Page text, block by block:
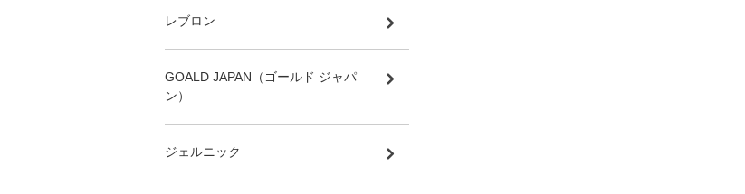
レブロン
GOALD JAPAN（ゴールド ジャパ
ン）
ジェルニック